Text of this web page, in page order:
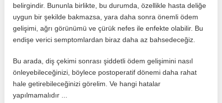
belirgindir. Bununla birlikte, bu durumda, özellikle hasta deliğe
uygun bir şekilde bakmazsa, yara daha sonra önemli ödem
gelişimi, ağrı görünümü ve çürük nefes ile enfekte olabilir. Bu
endişe verici semptomlardan biraz daha az bahsedeceğiz.
Bu arada, diş çekimi sonrası şiddetli ödem gelişimini nasıl
önleyebileceğinizi, böylece postoperatif dönemi daha rahat
hale getirebileceğinizi görelim. Ve hangi hatalar
yapılmamalıdır ...